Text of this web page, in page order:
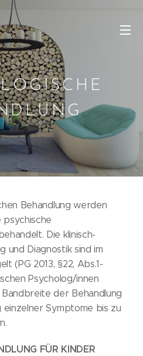
Behandlung werden
Die klinisch-
und Diagnostik sind im
(PG 2013, §22, Abs.1-
Psycholog/innen
der Behandlung
Symptome bis zu
FÜR KINDER